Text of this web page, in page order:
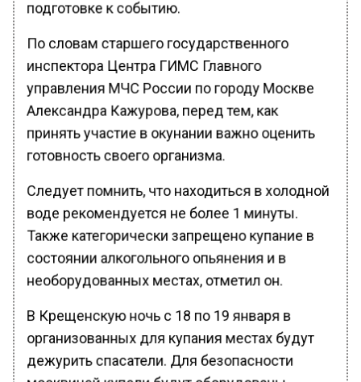
подготовке к событию.
По словам старшего государственного
инспектора Центра ГИМС Главного
управления МЧС России по городу Москве
Александра Кажурова, перед тем, как
принять участие в окунании важно оценить
готовность своего организма.
Следует помнить, что находиться в холодной
воде рекомендуется не более 1 минуты.
Также категорически запрещено купание в
состоянии алкогольного опьянения и в
необорудованных местах, отметил он.
В Крещенскую ночь с 18 по 19 января в
организованных для купания местах будут
дежурить спасатели. Для безопасности